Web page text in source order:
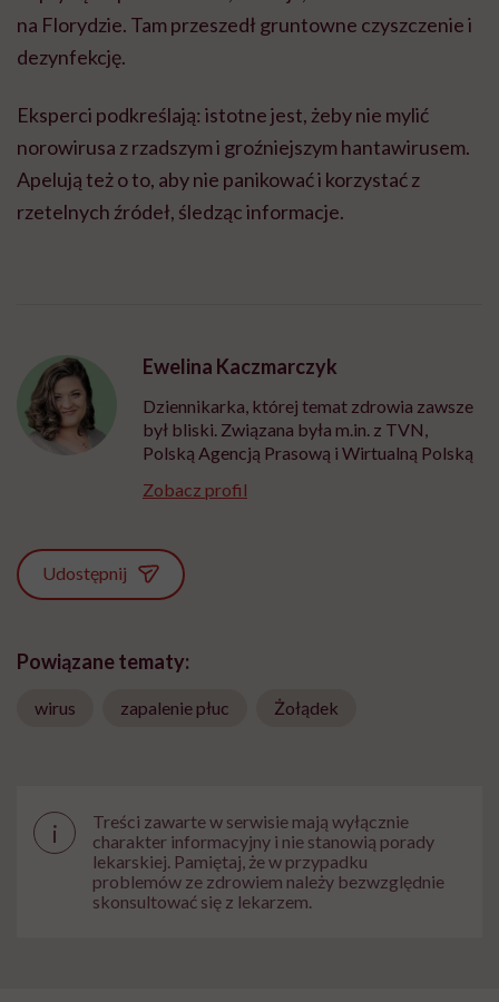
na Florydzie. Tam przeszedł gruntowne czyszczenie i
dezynfekcję.
Eksperci podkreślają: istotne jest, żeby nie mylić
norowirusa z rzadszym i groźniejszym hantawirusem.
Apelują też o to, aby nie panikować i korzystać z
rzetelnych źródeł, śledząc informacje.
Ewelina Kaczmarczyk
Dziennikarka, której temat zdrowia zawsze
był bliski. Związana była m.in. z TVN,
Polską Agencją Prasową i Wirtualną Polską
Zobacz profil
Udostępnij
Powiązane tematy:
wirus zapalenie płuc Żołądek
i
Treści zawarte w serwisie mają wyłącznie
charakter informacyjny i nie stanowią porady
lekarskiej. Pamiętaj, że w przypadku
problemów ze zdrowiem należy bezwzględnie
skonsultować się z lekarzem.